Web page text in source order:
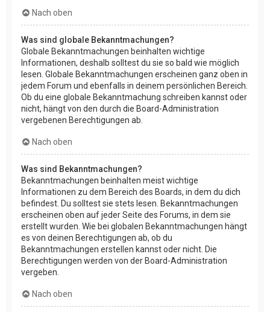
Nach oben
Was sind globale Bekanntmachungen?
Globale Bekanntmachungen beinhalten wichtige
Informationen, deshalb solltest du sie so bald wie möglich
lesen. Globale Bekanntmachungen erscheinen ganz oben in
jedem Forum und ebenfalls in deinem persönlichen Bereich.
Ob du eine globale Bekanntmachung schreiben kannst oder
nicht, hängt von den durch die Board-Administration
vergebenen Berechtigungen ab.
Nach oben
Was sind Bekanntmachungen?
Bekanntmachungen beinhalten meist wichtige
Informationen zu dem Bereich des Boards, in dem du dich
befindest. Du solltest sie stets lesen. Bekanntmachungen
erscheinen oben auf jeder Seite des Forums, in dem sie
erstellt wurden. Wie bei globalen Bekanntmachungen hängt
es von deinen Berechtigungen ab, ob du
Bekanntmachungen erstellen kannst oder nicht. Die
Berechtigungen werden von der Board-Administration
vergeben.
Nach oben